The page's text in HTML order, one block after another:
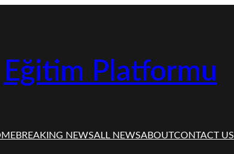
Eğitim Platformu
BREAKING NEWSALL NEWSABOUTCONTACT US